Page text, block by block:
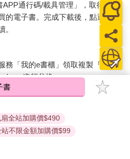
通行碼/載具管理」，取得通行
的電子書。完成下載後，點選任一
。
務「我的e書櫃」領取複製『兌換
進行兌換。
所購買的電子書僅能以金石堂專屬
法以其他閱讀器或直接下載檔案。
19條及行政院消費者保護處公告之
書
全站加購價$490
不限金額加購價$99